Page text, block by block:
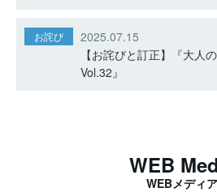
お詫び
2025.07.15
【お詫びと訂正】『大人
Vol.32』
WEB
WEBメディア